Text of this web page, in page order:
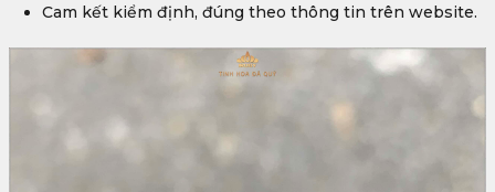
Cam kết kiểm định, đúng theo thông tin trên website.